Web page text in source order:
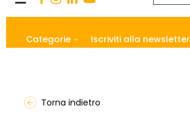
Categorie Iscriviti alla newsletter
Torna indietro